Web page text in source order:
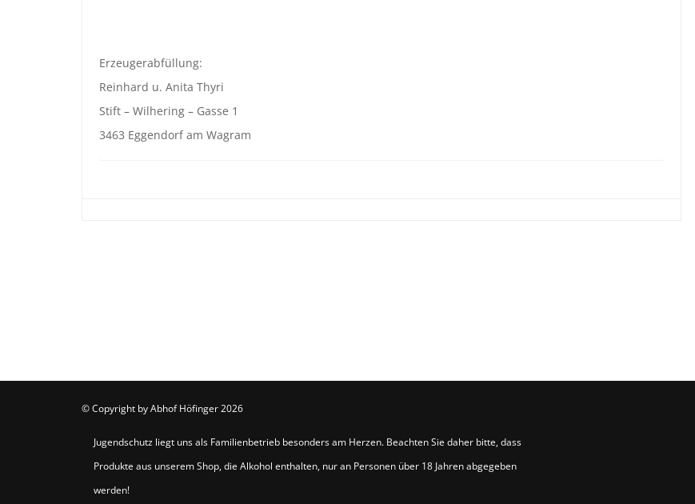
Erzeugerabfüllung:
Reinhard u. Anita Thyri
Stift – Wilhering – Gasse 1
3463 Eggendorf am Wagram
© Copyright byAbhof Höfinger2026
Jugendschutz liegt uns als Familienbetrieb besonders am Herzen. Beachten Sie daher bitte, dass
Produkte aus unserem Shop, die Alkohol enthalten, nur an Personen über 18 Jahren abgegeben
werden!